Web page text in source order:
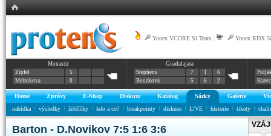
Yonex VCORE Si Team Yonex RDX
Monastir
Zipfel
5
Melnikova
0
Guadalajara
Stephens
7 1
6
Bouzková
5 6 2
Home Zprávy E-Shop Diskuze Katalog Sázky Galerie
nabídka
výsledky žebříčky kdo a co? breakpointy diskuse L!VE historie tikety
Barton - D.Novikov 7:5 1:6 3:6